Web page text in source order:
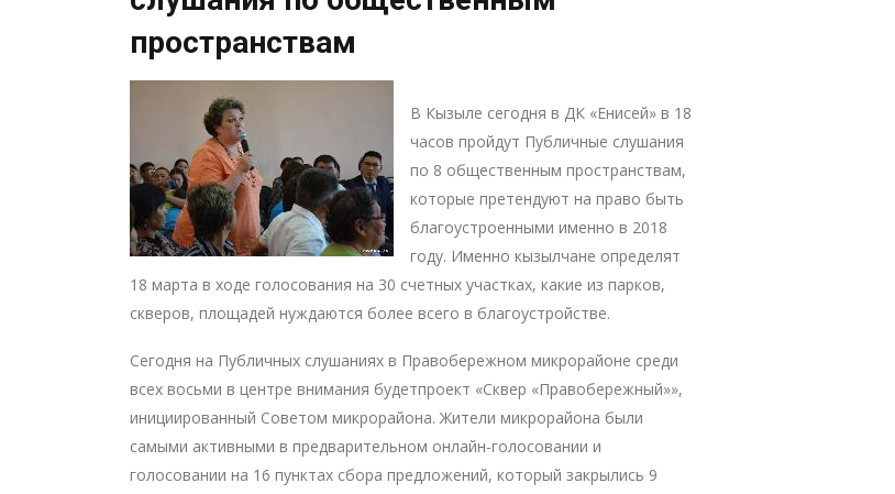
пространствам
В Кызыле сегодня в ДК «Енисей» в 18
часов пройдут Публичные слушания
по 8 общественным пространствам,
которые претендуют на право быть
благоустроенными именно в 2018
году. Именно кызылчане определят
18 марта в ходе голосования на 30 счетных участках, какие из парков,
скверов, площадей нуждаются более всего в благоустройстве.
Сегодня на Публичных слушаниях в Правобережном микрорайоне среди
всех восьми в центре внимания будетпроект «Сквер «Правобережный»»,
инициированный Советом микрорайона. Жители микрорайона были
самыми активными в предварительном онлайн-голосовании и
голосовании на 16 пунктах сбора предложений, который закрылись 9